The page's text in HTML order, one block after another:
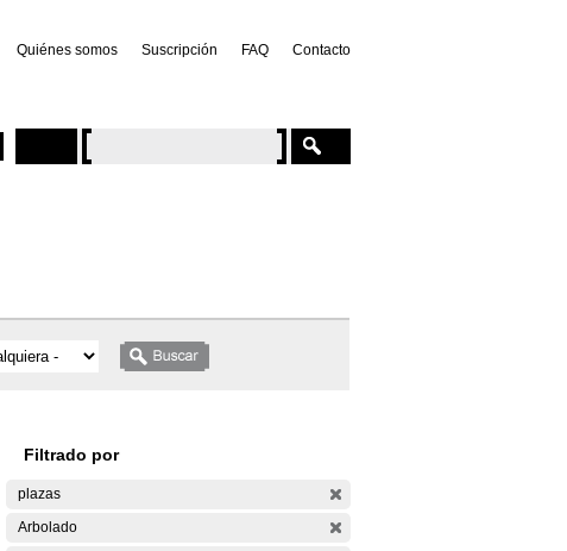
Quiénes somos Suscripción FAQ Contacto
Filtrado por
plazas
Arbolado